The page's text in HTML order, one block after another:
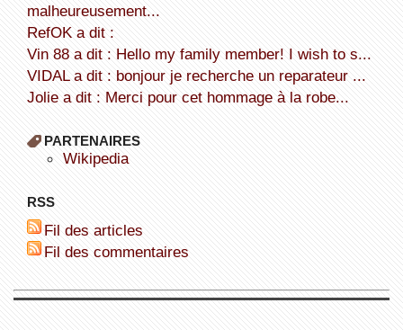
malheureusement...
refOK a dit :
Vin 88 a dit : Hello my family member! I wish to s...
VIDAL a dit : bonjour je recherche un reparateur ...
Jolie a dit : Merci pour cet hommage à la robe...
PARTENAIRES
wikipedia
RSS
Fil des articles
Fil des commentaires